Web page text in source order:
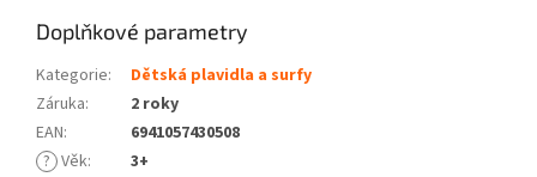
Doplňkové parametry
Kategorie:
Dětská plavidla a surfy
Záruka:
2 roky
EAN:
6941057430508
? Věk:
3+